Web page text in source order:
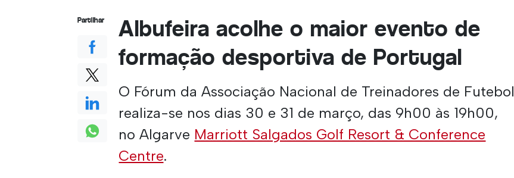
Albufeira acolhe o maior evento de
formação desportiva de Portugal
O Fórum da Associação Nacional de Treinadores de Futebol
realiza-se nos dias 30 e 31 de março, das 9h00 às 19h00,
no Algarve Marriott Salgados Golf Resort & Conference
Centre.
Partilhar